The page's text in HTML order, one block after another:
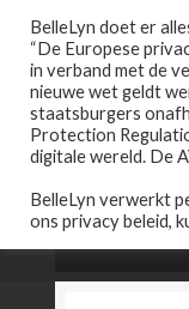
de
BelleLyn doet er
“De Europese
in verband met de
nieuwe wet geldt
staatsburgers
Protection
digitale wereld. De
BelleLyn verwerkt
ons privacy beleid,